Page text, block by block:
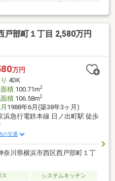
超えるリビングで広々使うこ
戸部町１丁目 2,580万円
万円
4DK
積100.71m2
積106.58m2
1988年6月(築38年3ヶ月)
浜急行電鉄本線 日ノ出町駅 徒歩
の交通
奈川県横浜市西区西戸部町１丁
ス
システムキッチン